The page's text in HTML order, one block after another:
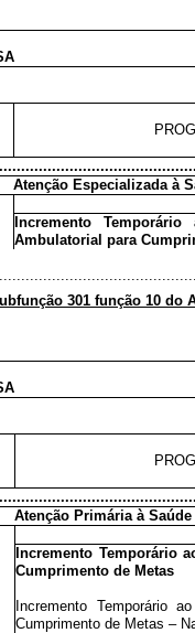
Atenção Especializada à
Incremento
Ambulatorial para
301 função 10 do
Atenção Primária à Saúde
Incremento Temporário
Cumprimento de Metas
Incremento Temporário
Cumprimento de Metas –